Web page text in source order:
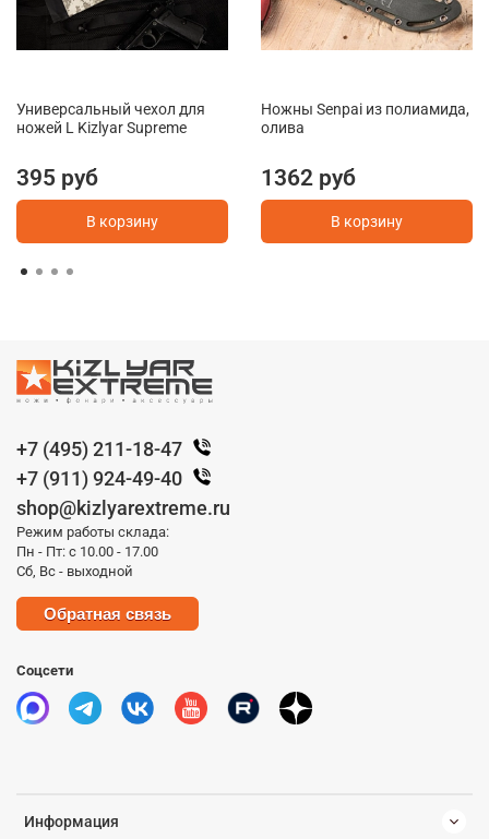
Универсальный чехол для
ножей L Kizlyar Supreme
395 руб
В корзину
Ножны Senpai из полиамида,
олива
1362 руб
В корзину
Информация
+7 (495) 211-18-47
+7 (911) 924-49-40
shop@kizlyarextreme.ru
Режим работы склада:
Пн - Пт: с 10.00 - 17.00
Сб, Вс - выходной
Обратная связь
Соцсети